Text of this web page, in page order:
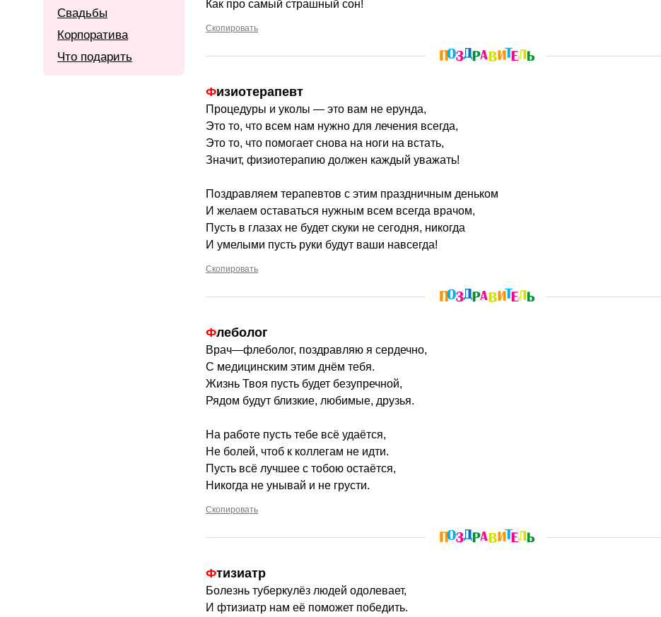
Как про самый страшный сон!
Скопировать
Физиотерапевт
Процедуры и уколы — это вам не ерунда,
Это то, что всем нам нужно для лечения всегда,
Это то, что помогает снова на ноги на встать,
Значит, физиотерапию должен каждый уважать!
Поздравляем терапевтов с этим праздничным деньком
И желаем оставаться нужным всем всегда врачом,
Пусть в глазах не будет скуки не сегодня, никогда
И умелыми пусть руки будут ваши навсегда!
Скопировать
Флеболог
Врач—флеболог, поздравляю я сердечно,
С медицинским этим днём тебя.
Жизнь Твоя пусть будет безупречной,
Рядом будут близкие, любимые, друзья.
На работе пусть тебе всё удаётся,
Не болей, чтоб к коллегам не идти.
Пусть всё лучшее с тобою остаётся,
Никогда не унывай и не грусти.
Скопировать
Фтизиатр
Болезнь туберкулёз людей одолевает,
И фтизиатр нам её поможет победить.
Свадьбы
Корпоратива
Что подарить